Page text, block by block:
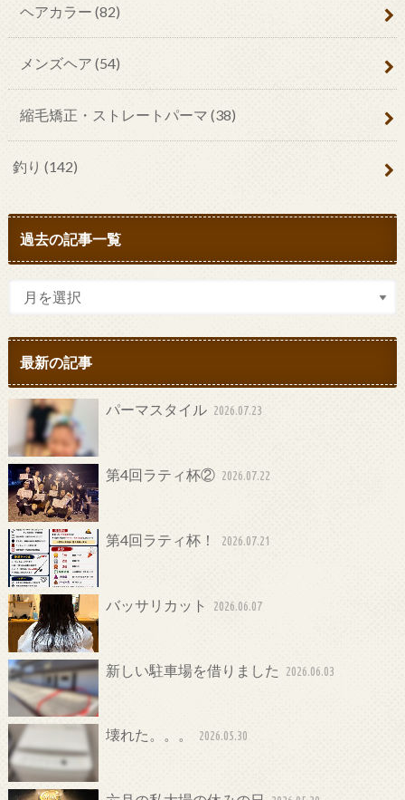
ヘアカラー (82)
メンズヘア (54)
縮毛矯正・ストレートパーマ (38)
釣り (142)
過去の記事一覧
最新の記事
パーマスタイル 2026.07.23
第4回ラティ杯② 2026.07.22
第4回ラティ杯！ 2026.07.21
バッサリカット 2026.06.07
新しい駐車場を借りました 2026.06.03
壊れた。。。 2026.05.30